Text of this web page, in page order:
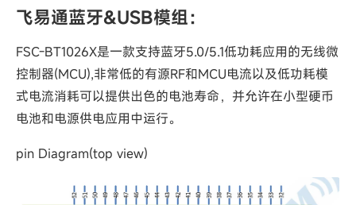
飞易通蓝牙&USB模组：
FSC-BT1026X是一款支持蓝牙5.0/5.1低功耗应用的无线微
控制器(MCU),非常低的有源RF和MCU电流以及低功耗模
式电流消耗可以提供出色的电池寿命，并允许在小型硬币
电池和电源供电应用中运行。
pin Diagram(top view)